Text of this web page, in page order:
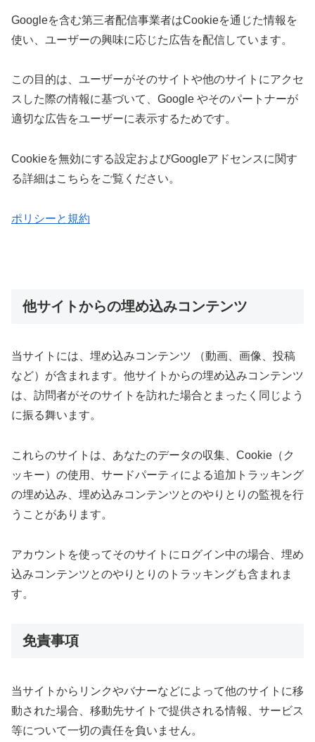
Googleを含む第三者配信事業者はCookieを通じた情報を
使い、ユーザーの興味に応じた広告を配信しています。
この目的は、ユーザーがそのサイトや他のサイトにアクセ
スした際の情報に基づいて、Google やそのパートナーが
適切な広告をユーザーに表示するためです。
Cookieを無効にする設定およびGoogleアドセンスに関す
る詳細はこちらをご覧ください。
ポリシーと規約
他サイトからの埋め込みコンテンツ
当サイトには、埋め込みコンテンツ （動画、画像、投稿
など）が含まれます。他サイトからの埋め込みコンテンツ
は、訪問者がそのサイトを訪れた場合とまったく同じよう
に振る舞います。
これらのサイトは、あなたのデータの収集、Cookie（ク
ッキー）の使用、サードパーティによる追加トラッキング
の埋め込み、埋め込みコンテンツとのやりとりの監視を行
うことがあります。
アカウントを使ってそのサイトにログイン中の場合、埋め
込みコンテンツとのやりとりのトラッキングも含まれま
す。
免責事項
当サイトからリンクやバナーなどによって他のサイトに移
動された場合、移動先サイトで提供される情報、サービス
等について一切の責任を負いません。